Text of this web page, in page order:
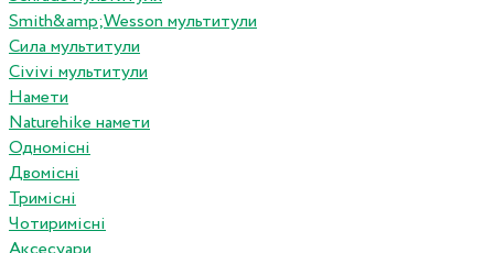
Smith&amp;Wesson мультитули
Сила мультитули
Civivi мультитули
Намети
Naturehike намети
Одномісні
Двомісні
Тримісні
Чотиримісні